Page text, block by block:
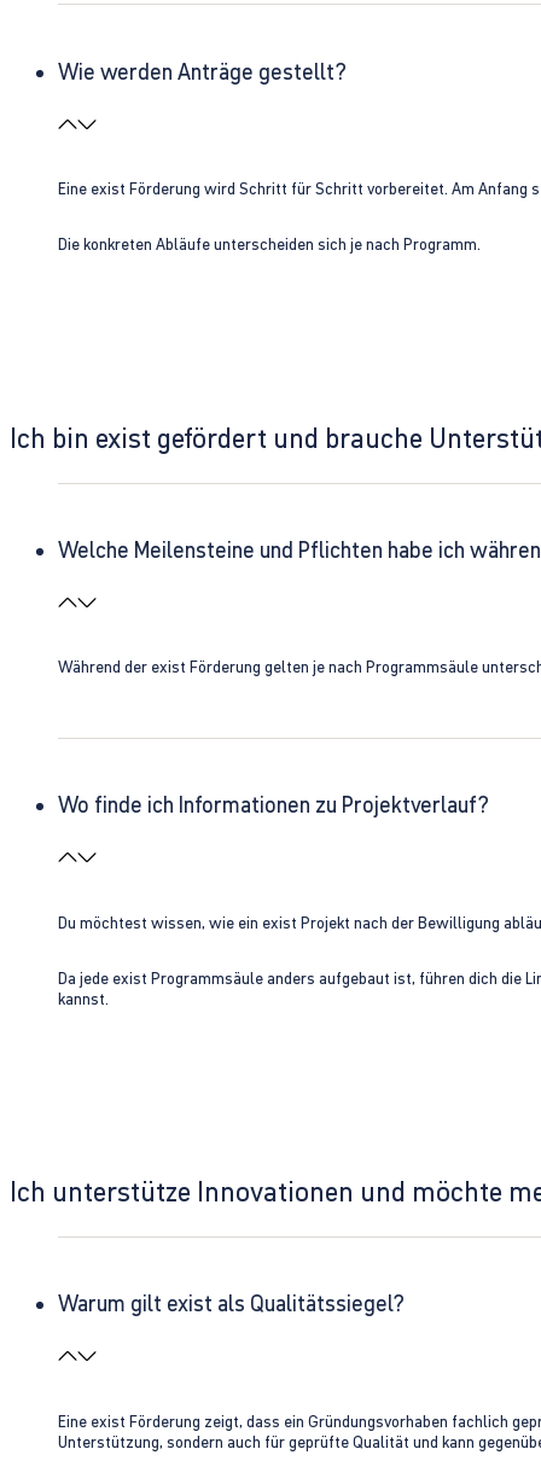
Wie werden Anträge gestellt?
Eine exist Förderung wird Schritt für Schritt vorbereitet. Am Anfang
Die konkreten Abläufe unterscheiden sich je nach Programm.
Ich bin exist gefördert und brauche
Welche Meilensteine und Pflichten habe ich
Während der exist Förderung gelten je nach Programmsäule
Wo finde ich Informationen zu Projektverlauf?
Du möchtest wissen, wie ein exist Projekt nach der Bewilligung
Da jede exist Programmsäule anders aufgebaut ist, führen dich die
kannst.
Ich unterstütze Innovationen und möchte
Warum gilt exist als Qualitätssiegel?
Eine exist Förderung zeigt, dass ein Gründungsvorhaben fachlich
Unterstützung, sondern auch für geprüfte Qualität und kann